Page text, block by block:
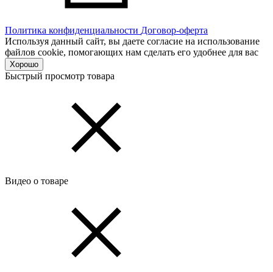
Политика конфиденциальности Договор-оферта
Используя данный сайт, вы даете согласие на использование
файлов cookie, помогающих нам сделать его удобнее для вас
Хорошо
Быстрый просмотр товара
Видео о товаре